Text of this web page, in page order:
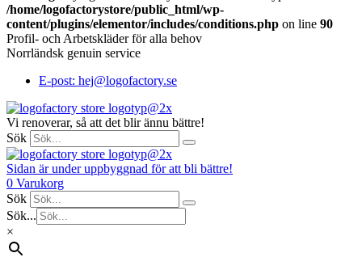
/home/logofactorystore/public_html/wp-
content/plugins/elementor/includes/conditions.php on line 90
Profil- och Arbetskläder för alla behov
Norrländsk genuin service
E-post: hej@logofactory.se
Vi renoverar, så att det blir ännu bättre!
Sök
Sidan är under uppbyggnad för att bli bättre!
0 Varukorg
Sök
Sök...
×